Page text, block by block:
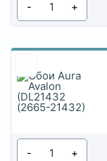
- +
- +